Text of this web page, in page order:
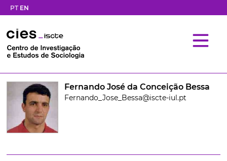
PT EN
Fernando José da Conceição Bessa
Fernando_Jose_Bessa@iscte-iul.pt